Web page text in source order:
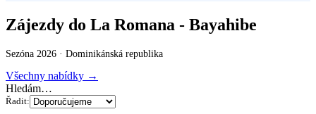
Zájezdy do La Romana - Bayahibe
Sezóna 2026 · Dominikánská republika
Všechny nabídky →
Hledám…
Řadit: